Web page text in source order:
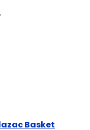
Basket